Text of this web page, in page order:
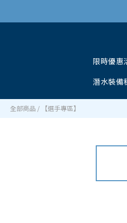
限時優惠
潛水裝備
全部商品 / 【選手專區】